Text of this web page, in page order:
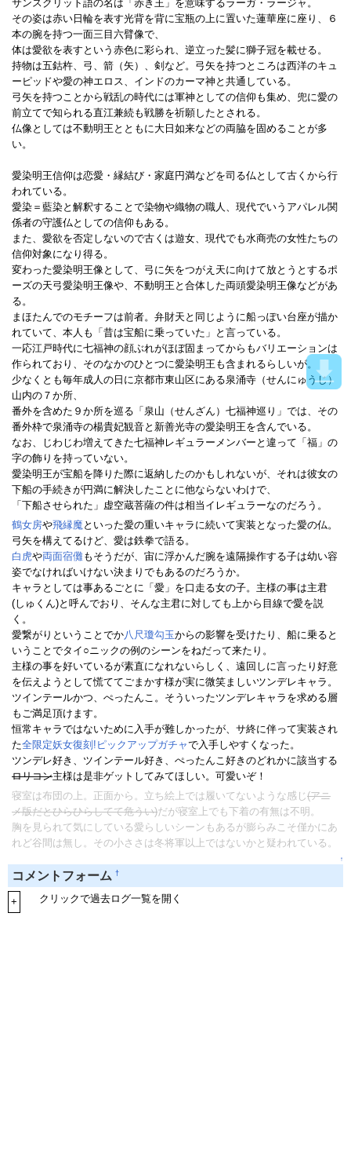
サンスクリット語の名は「赤き王」を意味するラーガ・ラージャ。
その姿は赤い日輪を表す光背を背に宝瓶の上に置いた蓮華座に座り、６
本の腕を持つ一面三目六臂像で、
体は愛欲を表すという赤色に彩られ、逆立った髪に獅子冠を載せる。
持物は五鈷杵、弓、箭（矢）、剣など。弓矢を持つところは西洋のキュ
ーピッドや愛の神エロス、インドのカーマ神と共通している。
弓矢を持つことから戦乱の時代には軍神としての信仰も集め、兜に愛の
前立てで知られる直江兼続も戦勝を祈願したとされる。
仏像としては不動明王とともに大日如来などの両脇を固めることが多
い。
愛染明王信仰は恋愛・縁結び・家庭円満などを司る仏として古くから行
われている。
愛染＝藍染と解釈することで染物や織物の職人、現代でいうアパレル関
係者の守護仏としての信仰もある。
また、愛欲を否定しないので古くは遊女、現代でも水商売の女性たちの
信仰対象になり得る。
変わった愛染明王像として、弓に矢をつがえ天に向けて放とうとするポ
ーズの天弓愛染明王像や、不動明王と合体した両頭愛染明王像などがあ
る。
まほたんでのモチーフは前者。弁財天と同じように船っぽい台座が描か
れていて、本人も「昔は宝船に乗っていた」と言っている。
一応江戸時代に七福神の顔ぶれがほぼ固まってからもバリエーションは
作られており、そのなかのひとつに愛染明王も含まれるらしいが。
少なくとも毎年成人の日に京都市東山区にある泉涌寺（せんにゅうじ）
山内の７か所、
番外を含めた９か所を巡る「泉山（せんざん）七福神巡り」では、その
番外枠で泉涌寺の楊貴妃観音と新善光寺の愛染明王を含んでいる。
なお、じわじわ増えてきた七福神レギュラーメンバーと違って「福」の
字の飾りを持っていない。
愛染明王が宝船を降りた際に返納したのかもしれないが、それは彼女の
下船の手続きが円満に解決したことに他ならないわけで、
「下船させられた」虚空蔵菩薩の件は相当イレギュラーなのだろう。
鶴女房や飛縁魔といった愛の重いキャラに続いて実装となった愛の仏。
弓矢を構えてるけど、愛は鉄拳で語る。
白虎や両面宿儺もそうだが、宙に浮かんだ腕を遠隔操作する子は幼い容
姿でなければいけない決まりでもあるのだろうか。
キャラとしては事あるごとに「愛」を口走る女の子。主様の事は主君
(しゅくん)と呼んでおり、そんな主君に対しても上から目線で愛を説
く。
愛繋がりということでか八尺瓊勾玉からの影響を受けたり、船に乗ると
いうことでタイ○ニックの例のシーンをねだって来たり。
主様の事を好いているが素直になれないらしく、遠回しに言ったり好意
を伝えようとして慌ててごまかす様が実に微笑ましいツンデレキャラ。
ツインテールかつ、ぺったんこ。そういったツンデレキャラを求める層
もご満足頂けます。
恒常キャラではないために入手が難しかったが、サ終に伴って実装され
た全限定妖女復刻!ピックアップガチャで入手しやすくなった。
ツンデレ好き、ツインテール好き、ぺったんこ好きのどれかに該当する
ロリコン主様は是非ゲットしてみてほしい。可愛いぞ！
寝室は布団の上。正面から。立ち絵上では履いてないような感じ(アニ
メ版だとひらひらしてて危うい)だが寝室上でも下着の有無は不明。
胸を見られて気にしている愛らしいシーンもあるが膨らみこそ僅かにあ
れど谷間は無し。その小ささは冬将軍以上ではないかと疑われている。
↑
コメントフォーム †
+ クリックで過去ログ一覧を開く